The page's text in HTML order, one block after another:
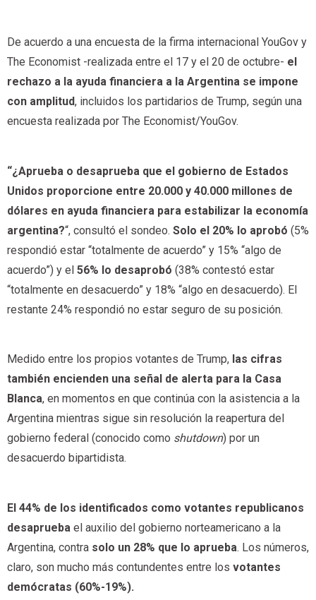
De acuerdo a una encuesta de la firma internacional YouGov y
The Economist -realizada entre el 17 y el 20 de octubre- el
rechazo a la ayuda financiera a la Argentina se impone
con amplitud, incluidos los partidarios de Trump, según una
encuesta realizada por The Economist/YouGov.
“¿Aprueba o desaprueba que el gobierno de Estados
Unidos proporcione entre 20.000 y 40.000 millones de
dólares en ayuda financiera para estabilizar la economía
argentina?“, consultó el sondeo. Solo el 20% lo aprobó (5%
respondió estar “totalmente de acuerdo” y 15% “algo de
acuerdo”) y el 56% lo desaprobó (38% contestó estar
“totalmente en desacuerdo” y 18% “algo en desacuerdo). El
restante 24% respondió no estar seguro de su posición.
Medido entre los propios votantes de Trump, las cifras
también encienden una señal de alerta para la Casa
Blanca, en momentos en que continúa con la asistencia a la
Argentina mientras sigue sin resolución la reapertura del
gobierno federal (conocido como shutdown) por un
desacuerdo bipartidista.
El 44% de los identificados como votantes republicanos
desaprueba el auxilio del gobierno norteamericano a la
Argentina, contra solo un 28% que lo aprueba. Los números,
claro, son mucho más contundentes entre los votantes
demócratas (60%-19%).